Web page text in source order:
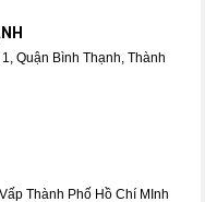
Quận Bình Thạnh, Thành
Thành Phố Hồ Chí MInh